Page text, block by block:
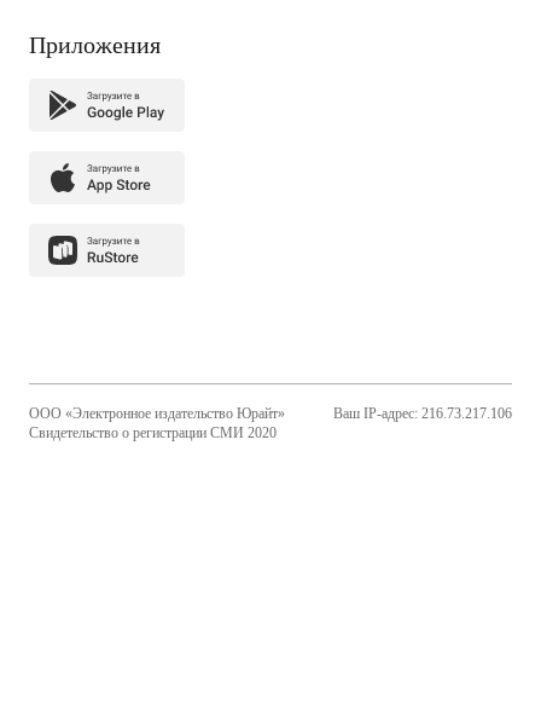
Приложения
ООО «Электронное издательство Юрайт»
Свидетельство о регистрации СМИ 2020
Ваш IP-адрес: 216.73.217.106